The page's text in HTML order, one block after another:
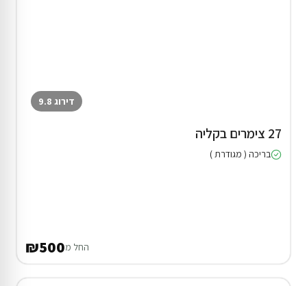
דירוג 9.8
27 צימרים בקליה
בריכה ( מגודרת )
החל מ₪500